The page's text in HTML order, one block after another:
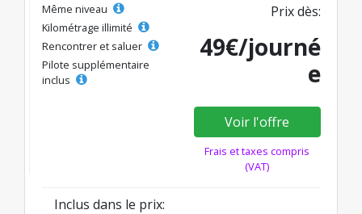
Même niveau
Kilométrage illimité
Rencontrer et saluer
Pilote supplémentaire
inclus
Prix dès:
49€/journé
e
Voir l'offre
Frais et taxes compris
(VAT)
Inclus dans le prix: